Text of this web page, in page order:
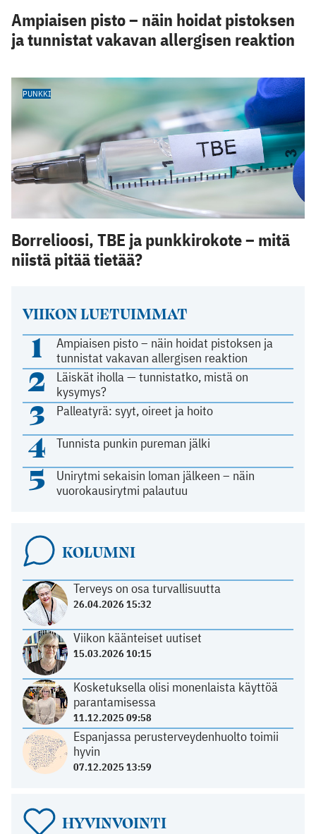
VIIKON LUETUIMMAT
1
Ampiaisen pisto – näin hoidat pistoksen ja
tunnistat vakavan allergisen reaktion
2
Läiskät iholla — tunnistatko, mistä on
kysymys?
3 Palleatyrä: syyt, oireet ja hoito
4 Tunnista punkin pureman jälki
5
Unirytmi sekaisin loman jälkeen – näin
vuorokausirytmi palautuu
KOLUMNI
Terveys on osa turvallisuutta
26.04.2026 15:32
Viikon käänteiset uutiset
15.03.2026 10:15
Kosketuksella olisi monenlaista käyttöä
parantamisessa
11.12.2025 09:58
Espanjassa perusterveydenhuolto toimii
hyvin
07.12.2025 13:59
HYVINVOINTI
Ampiaisen pisto – näin hoidat pistoksen
ja tunnistat vakavan allergisen reaktion
PUNKKI
Borrelioosi, TBE ja punkkirokote – mitä
niistä pitää tietää?